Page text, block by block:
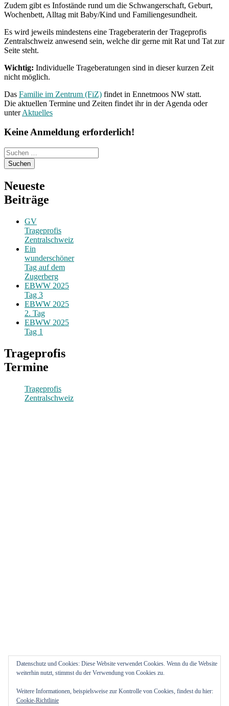
Zudem gibt es Infostände rund um die Schwangerschaft, Geburt,
Wochenbett, Alltag mit Baby/Kind und Familiengesundheit.
Es wird jeweils mindestens eine Trageberaterin der Trageprofis
Zentralschweiz anwesend sein, welche dir gerne mit Rat und Tat zur
Seite steht.
Wichtig: Individuelle Trageberatungen sind in dieser kurzen Zeit
nicht möglich.
Das Familie im Zentrum (FiZ) findet in Ennetmoos NW statt.
Die aktuellen Termine und Zeiten findet ihr in der Agenda oder
unterAktuelles
Keine Anmeldung erforderlich!
Suchen
nach:
Neueste
Beiträge
GV
Trageprofis
Zentralschweiz
Ein
wunderschöner
Tag auf dem
Zugerberg
EBWW 2025
Tag 3
EBWW 2025
2. Tag
EBWW 2025
Tag 1
Trageprofis
Termine
Trageprofis
Zentralschweiz
Datenschutz und Cookies: Diese Website verwendet Cookies. Wenn du die Website
weiterhin nutzt, stimmst du der Verwendung von Cookies zu.
Weitere Informationen, beispielsweise zur Kontrolle von Cookies, findest du hier:
Cookie-Richtlinie